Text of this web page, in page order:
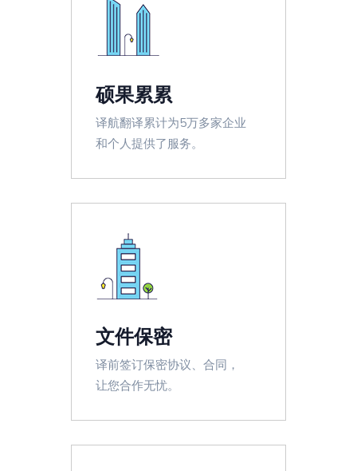
硕果累累
译航翻译累计为5万多家企业
和个人提供了服务。
文件保密
译前签订保密协议、合同，
让您合作无忧。